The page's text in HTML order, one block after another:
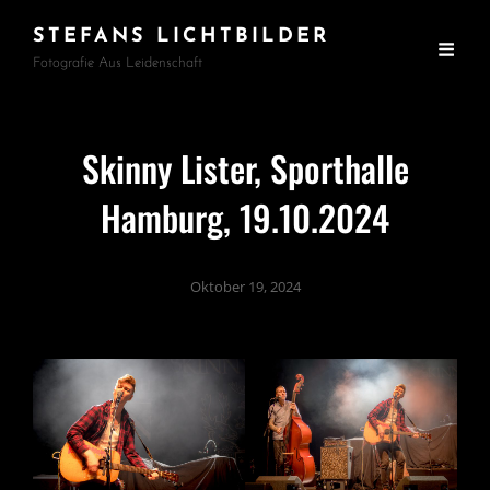
STEFANS LICHTBILDER
Fotografie Aus Leidenschaft
Skinny Lister, Sporthalle
Hamburg, 19.10.2024
Oktober 19, 2024